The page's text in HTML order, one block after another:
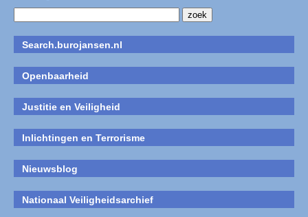
Search.burojansen.nl
Openbaarheid
Justitie en Veiligheid
Inlichtingen en Terrorisme
Nieuwsblog
Nationaal Veiligheidsarchief